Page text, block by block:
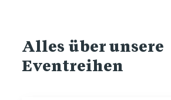
Alles über unsere
Eventreihen